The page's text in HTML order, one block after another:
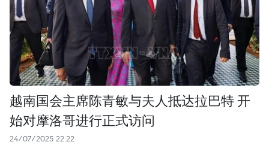
越南国会主席陈青敏与夫人抵达拉巴特 开
始对摩洛哥进行正式访问
24/07/2025 22:22